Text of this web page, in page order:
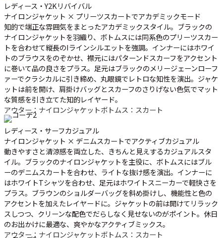
レディース・Y2Kリバイバル
ナイロンジャケット × プリーツスカートでアカデミックモード
知的で端正な雰囲気をまとったアカデミックスタイル。ブラックの
ナイロンジャケットを羽織り、ボトムスには同系色のプリーツスカー
トを合わせて縦長のIラインシルエットを強調。インナーにはホワイ
トのブラウスをのぞかせ、襟元にはパターンドスカーフをアクセント
に巻いて品の良さをプラス。足元はブラックのメリージェーンローフ
ァーでクラシカルに引き締め、丸眼鏡でレトロな知性を演出。ジャケ
ットは前を開け、肩掛けバッグとスカーフのさりげない色気でマット
な質感を引き立てた知的レイヤード。
アウター：ナイロンジャケットボトムス：スカート
レディース・サーフカジュアル
ナイロンジャケット × デニムスカートでアクティブカジュアル
動きやすさと清涼感を両立した、きちんと見えするカジュアルスタ
イル。ブラックのナイロンジャケットを主役に、ボトムスにはブル
ーのデニムスカートを合わせ、ライトな抜け感を演出。インナーに
はホワイトTシャツを合わせ、足元はホワイトスニーカーで軽快さを
プラス。ブラウンのショルダーバッグを斜め掛けし、機能性と色の
アクセントを加えたレイヤードに。ジャケットの前は開けてリラック
スしつつ、クリーンな配色でだらしなく見せないのがポイント。休日
のお出かけに最適な、爽やかなアクティブミックス。
アウター：ナイロンジャケットボトムス：スカート